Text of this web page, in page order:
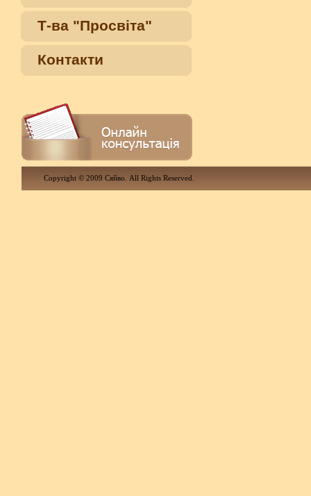
Т-ва "Просвіта"
Контакти
Copyright © 2009 Сяйво. All Rights Reserved.